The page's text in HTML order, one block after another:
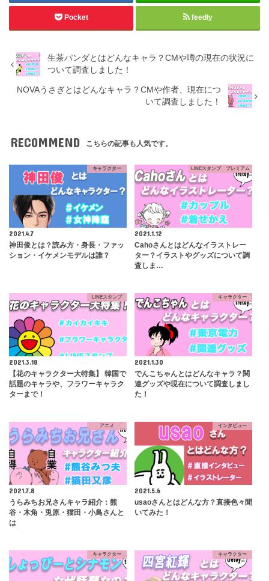
Pocket feedly
生茶パンダとはどんなキャラ？CMや噂の現在の状況に
ついて調査しました！
NOVAうさぎとはどんなキャラ？CMや作者、現在につ
いて調査しました！
RECOMMEND こちらの記事も人気です。
キャラクター
2021.4.7
神田俊とは？読み方・身長・ファッ
ション・イケメンモデルは誰？
LINEスタンプ プレミアム
2021.1.12
Cahoさんとはどんなイラストレー
ター？イラストやグッズについて調
査しま…
LINEスタンプ
2021.3.18
【花のキャラクター大特集】 韓国で
話題のキャラや、フラワーキャラク
ターまで！
キャラクター
2021.1.30
でんこちゃんとはどんなキャラ？関
連グッズや現在について調査しまし
た！
アニメ
2021.7.8
うらみちお兄さんキャラ紹介：熊
谷・木角・兎原・猫田・小鳥さんと
は
インタビュー
2021.5.6
usaoさんとはどんな方？直接色々聞
いてみた！
キャラクター キャラクター